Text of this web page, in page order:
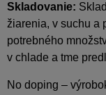
Skladovanie:
žiarenia, v suchu a
potrebného
v chlade a tme
No doping –